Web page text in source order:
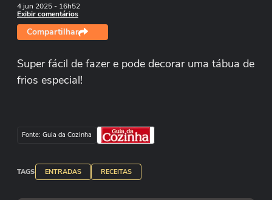
4 jun 2025- 16h52
Exibir comentários
Compartilhar
Super fácil de fazer e pode decorar uma tábua de
frios especial!
Fonte: Guia da Cozinha
TAGS ENTRADAS RECEITAS